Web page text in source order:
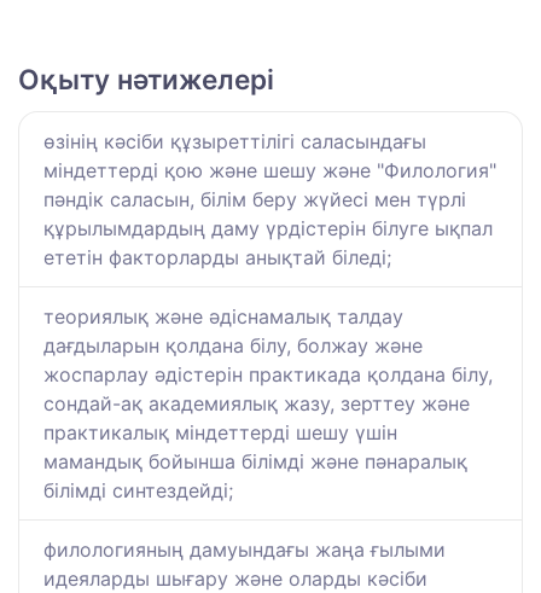
Оқыту нәтижелері
өзінің кәсіби құзыреттілігі саласындағы
міндеттерді қою және шешу және "Филология"
пәндік саласын, білім беру жүйесі мен түрлі
құрылымдардың даму үрдістерін білуге ықпал
ететін факторларды анықтай біледі;
теориялық және әдіснамалық талдау
дағдыларын қолдана білу, болжау және
жоспарлау әдістерін практикада қолдана білу,
сондай-ақ академиялық жазу, зерттеу және
практикалық міндеттерді шешу үшін
мамандық бойынша білімді және пәнаралық
білімді синтездейді;
филологияның дамуындағы жаңа ғылыми
идеяларды шығару және оларды кәсіби